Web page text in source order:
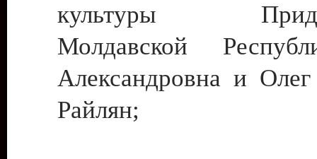
культуры
Молдавской
Александровна и
Райлян;